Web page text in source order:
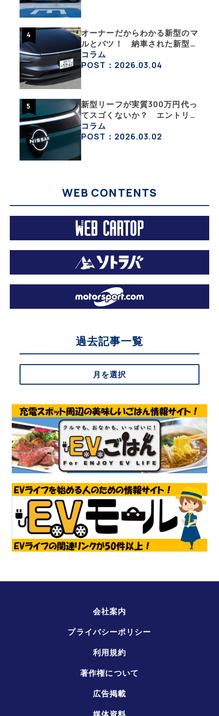
オーナーだからわかる新型のマ
ルとバツ！ 納車された新型を
旧型モデルＹと細部まで比べて
みた【テスラ沼にはまった大学
コラム
POST：2026.03.04
新型リーフが実質300万円代っ
てスゴくないか？ エントリー
グレード「B5」の中身を詳細
チェックした
コラム
POST：2026.03.02
WEB CONTENTS
過去記事一覧
月を選択
会社案内
プライバシーポリシー
利用規約
著作権について
広告掲載